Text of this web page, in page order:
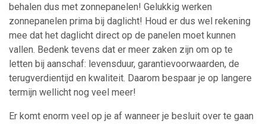
behalen dus met zonnepanelen! Gelukkig werken
zonnepanelen prima bij daglicht! Houd er dus wel rekening
mee dat het daglicht direct op de panelen moet kunnen
vallen. Bedenk tevens dat er meer zaken zijn om op te
letten bij aanschaf: levensduur, garantievoorwaarden, de
terugverdientijd en kwaliteit. Daarom bespaar je op langere
termijn wellicht nog veel meer!
Er komt enorm veel op je af wanneer je besluit over te gaan